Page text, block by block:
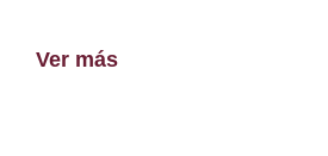
Ver más